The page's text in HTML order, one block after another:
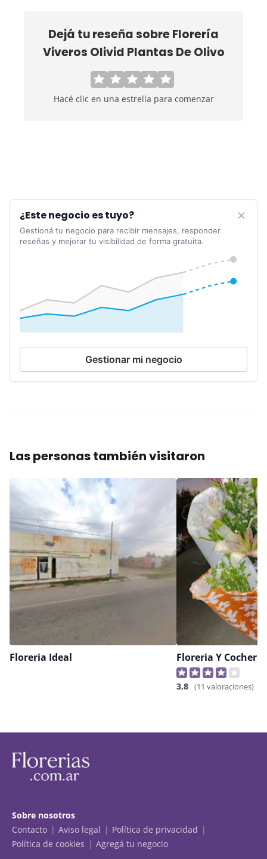
Dejá tu reseña sobreFlorería
Viveros Olivid Plantas De Olivo
Hacé clic en una estrella para comenzar
¿Este negocio es tuyo?
Gestioná tu negocio para recibir mensajes, responder
reseñas y mejorar tu visibilidad de forma gratuita.
Gestionar mi negocio
Las personas también visitaron
Floreria Ideal Floreria Y
3,8 (11 valoraciones)
Sobre nosotros
Contacto
Aviso legal
Política de privacidad
Política de cookies
Agregá tu negocio